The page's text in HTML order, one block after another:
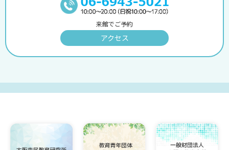
来館でご予約
アクセス